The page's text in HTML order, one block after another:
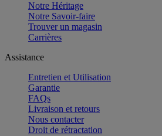
Notre Héritage
Notre Savoir-faire
Trouver un magasin
Carrières
Assistance
Entretien et Utilisation
Garantie
FAQs
Livraison et retours
Nous contacter
Droit de rétractation